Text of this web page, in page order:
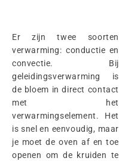
Er zijn twee soorten
verwarming: conductie en
convectie. Bij
geleidingsverwarming is
de bloem in direct contact
met het
verwarmingselement. Het
is snel en eenvoudig, maar
je moet de oven af en toe
openen om de kruiden te